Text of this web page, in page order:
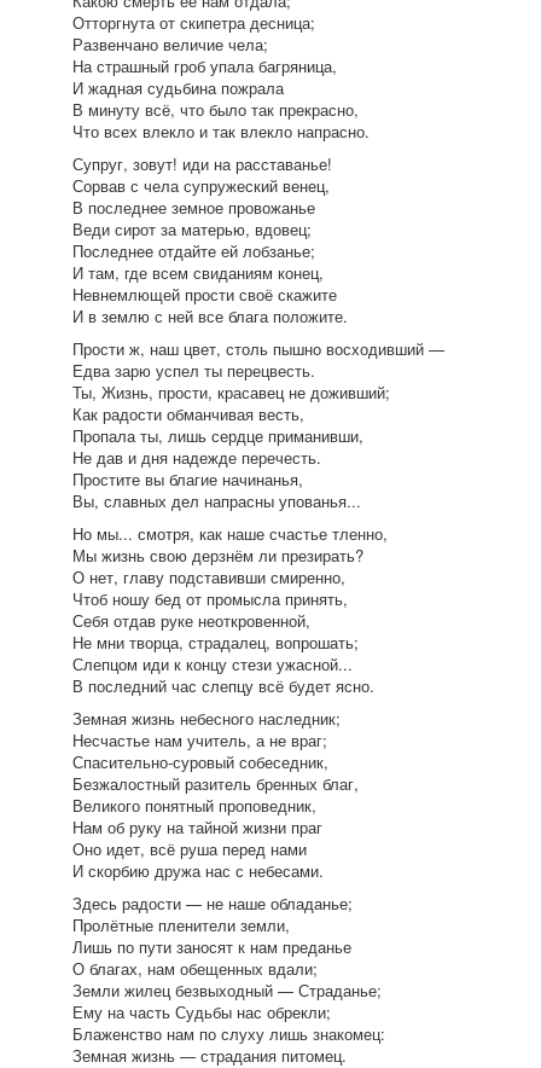
Отторгнута от скипетра десница;
Развенчано величие чела;
На страшный гроб упала багряница,
И жадная судьбина пожрала
В минуту всё, что было так прекрасно,
Что всех влекло и так влекло напрасно.
Супруг, зовут! иди на расставанье!
Сорвав с чела супружеский венец,
В последнее земное провожанье
Веди сирот за матерью, вдовец;
Последнее отдайте ей лобзанье;
И там, где всем свиданиям конец,
Невнемлющей прости своё скажите
И в землю с ней все блага положите.
Прости ж, наш цвет, столь пышно восходивший —
Едва зарю успел ты перецвесть.
Ты, Жизнь, прости, красавец не доживший;
Как радости обманчивая весть,
Пропала ты, лишь сердце приманивши,
Не дав и дня надежде перечесть.
Простите вы благие начинанья,
Вы, славных дел напрасны упованья...
Но мы... смотря, как наше счастье тленно,
Мы жизнь свою дерзнём ли презирать?
О нет, главу подставивши смиренно,
Чтоб ношу бед от промысла принять,
Себя отдав руке неоткровенной,
Не мни творца, страдалец, вопрошать;
Слепцом иди к концу стези ужасной...
В последний час слепцу всё будет ясно.
Земная жизнь небесного наследник;
Несчастье нам учитель, а не враг;
Спасительно-суровый собеседник,
Безжалостный разитель бренных благ,
Великого понятный проповедник,
Нам об руку на тайной жизни праг
Оно идет, всё руша перед нами
И скорбию дружа нас с небесами.
Здесь радости — не наше обладанье;
Пролётные пленители земли,
Лишь по пути заносят к нам преданье
О благах, нам обещенных вдали;
Земли жилец безвыходный — Страданье;
Ему на часть Судьбы нас обрекли;
Блаженство нам по слуху лишь знакомец:
Земная жизнь — страдания питомец.